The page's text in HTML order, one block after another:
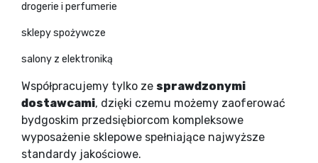
drogerie i perfumerie
sklepy spożywcze
salony z elektroniką
Współpracujemy tylko ze sprawdzonymi
dostawcami, dzięki czemu możemy zaoferować
bydgoskim przedsiębiorcom kompleksowe
wyposażenie sklepowe spełniające najwyższe
standardy jakościowe.